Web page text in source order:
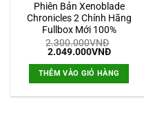
Phiên Bản Xenoblade
Chronicles 2 Chính Hãng
Fullbox Mới 100%
2.300.000VNĐ
Giá
là:
2.300.000VNĐ.
2.049.000VNĐGiá
tại
là:
THÊM VÀO GIỎ HÀNG